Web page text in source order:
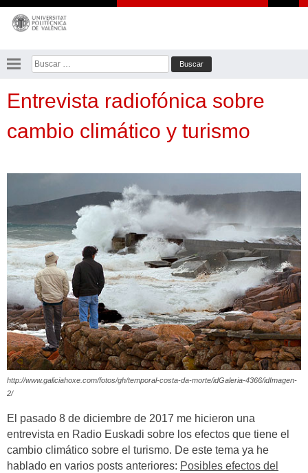
Saltar
contenido
Buscar:
Entrevista radiofónica sobre
cambio climático y turismo
http://www.galiciahoxe.com/fotos/gh/temporal-costa-da-morte/idGaleria-4366/idImagen-
2/
El pasado 8 de diciembre de 2017 me hicieron una
entrevista en Radio Euskadi sobre los efectos que tiene el
cambio climático sobre el turismo. De este tema ya he
hablado en varios posts anteriores: Posibles efectos del